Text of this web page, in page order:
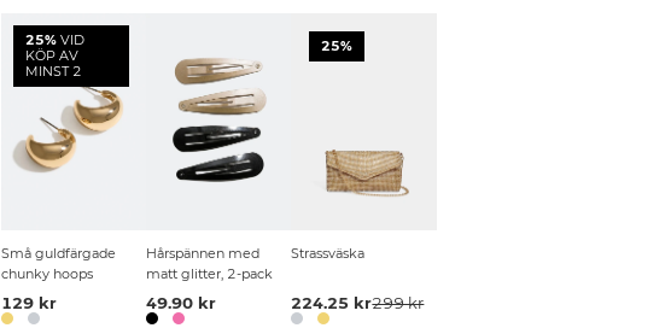
25%VID
KÖP AV
MINST 2
Små guldfärgade
chunky hoops
129 kr
Hårspännen med
matt glitter, 2-pack
49.90 kr
25%
Strassväska
224.25 kr299 kr